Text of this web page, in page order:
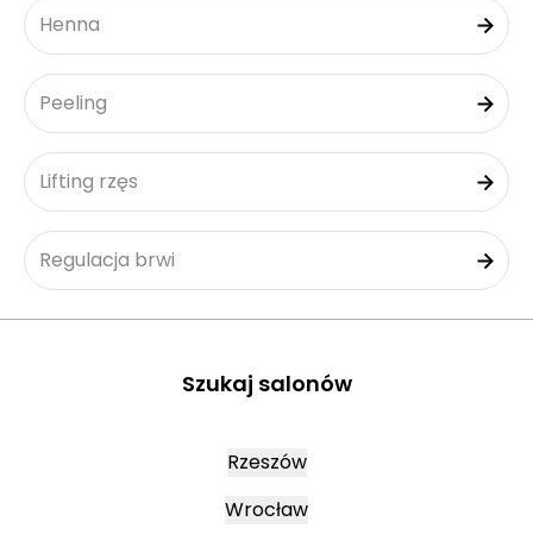
Henna
Peeling
Lifting rzęs
Regulacja brwi
Szukaj salonów
Rzeszów
Wrocław